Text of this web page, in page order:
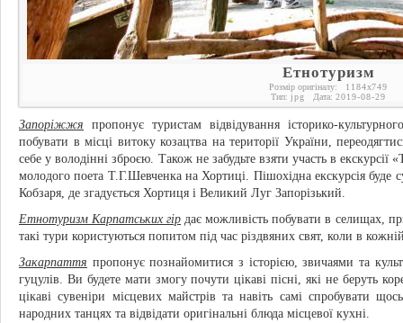
Етнотуризм
Розмір оригіналу: 1184x749
Тип: jpg Дата: 2019-08-29
Запоріжжя пропонує туристам відвідування історико-
побувати в місці витоку козацтва на території України,
себе у володінні зброєю. Також не забудьте взяти участь в
молодого поета Т.Г.Шевченка на Хортиці. Пішохідна екскурсія буде
Кобзаря, де згадується Хортиця і Великий Луг Запорізький.
Етнотуризм Карпатських гір дає можливість побувати в селищах,
такі тури користуються попитом під час різдвяних свят, коли в
Закарпаття пропонує познайомитися з історією, звичаями та
гуцулів. Ви будете мати змогу почути цікаві пісні, які не беруть
цікаві сувеніри місцевих майстрів та навіть самі спробувати
народних танцях та відвідати оригінальні блюда місцевої кухні.